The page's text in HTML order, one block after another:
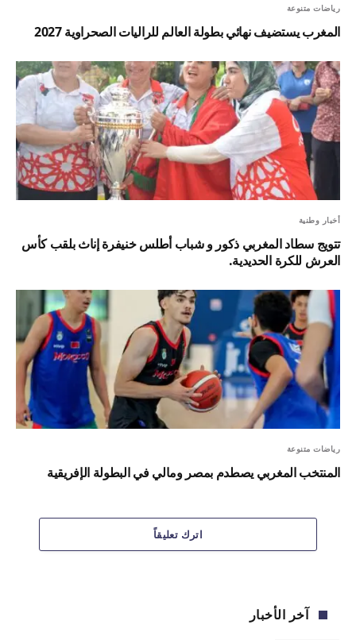
رياضات متنوعة
المغرب يستضيف نهائي بطولة العالم للراليات الصحراوية 2027
أخبار وطنية
تتويج سطاد المغربي ذكور و شباب أطلس خنيفرة إناث بلقب كأس
العرش للكرة الحديدية.
رياضات متنوعة
المنتخب المغربي يصطدم بمصر ومالي في البطولة الإفريقية
اترك تعليقاً
آخر الأخبار